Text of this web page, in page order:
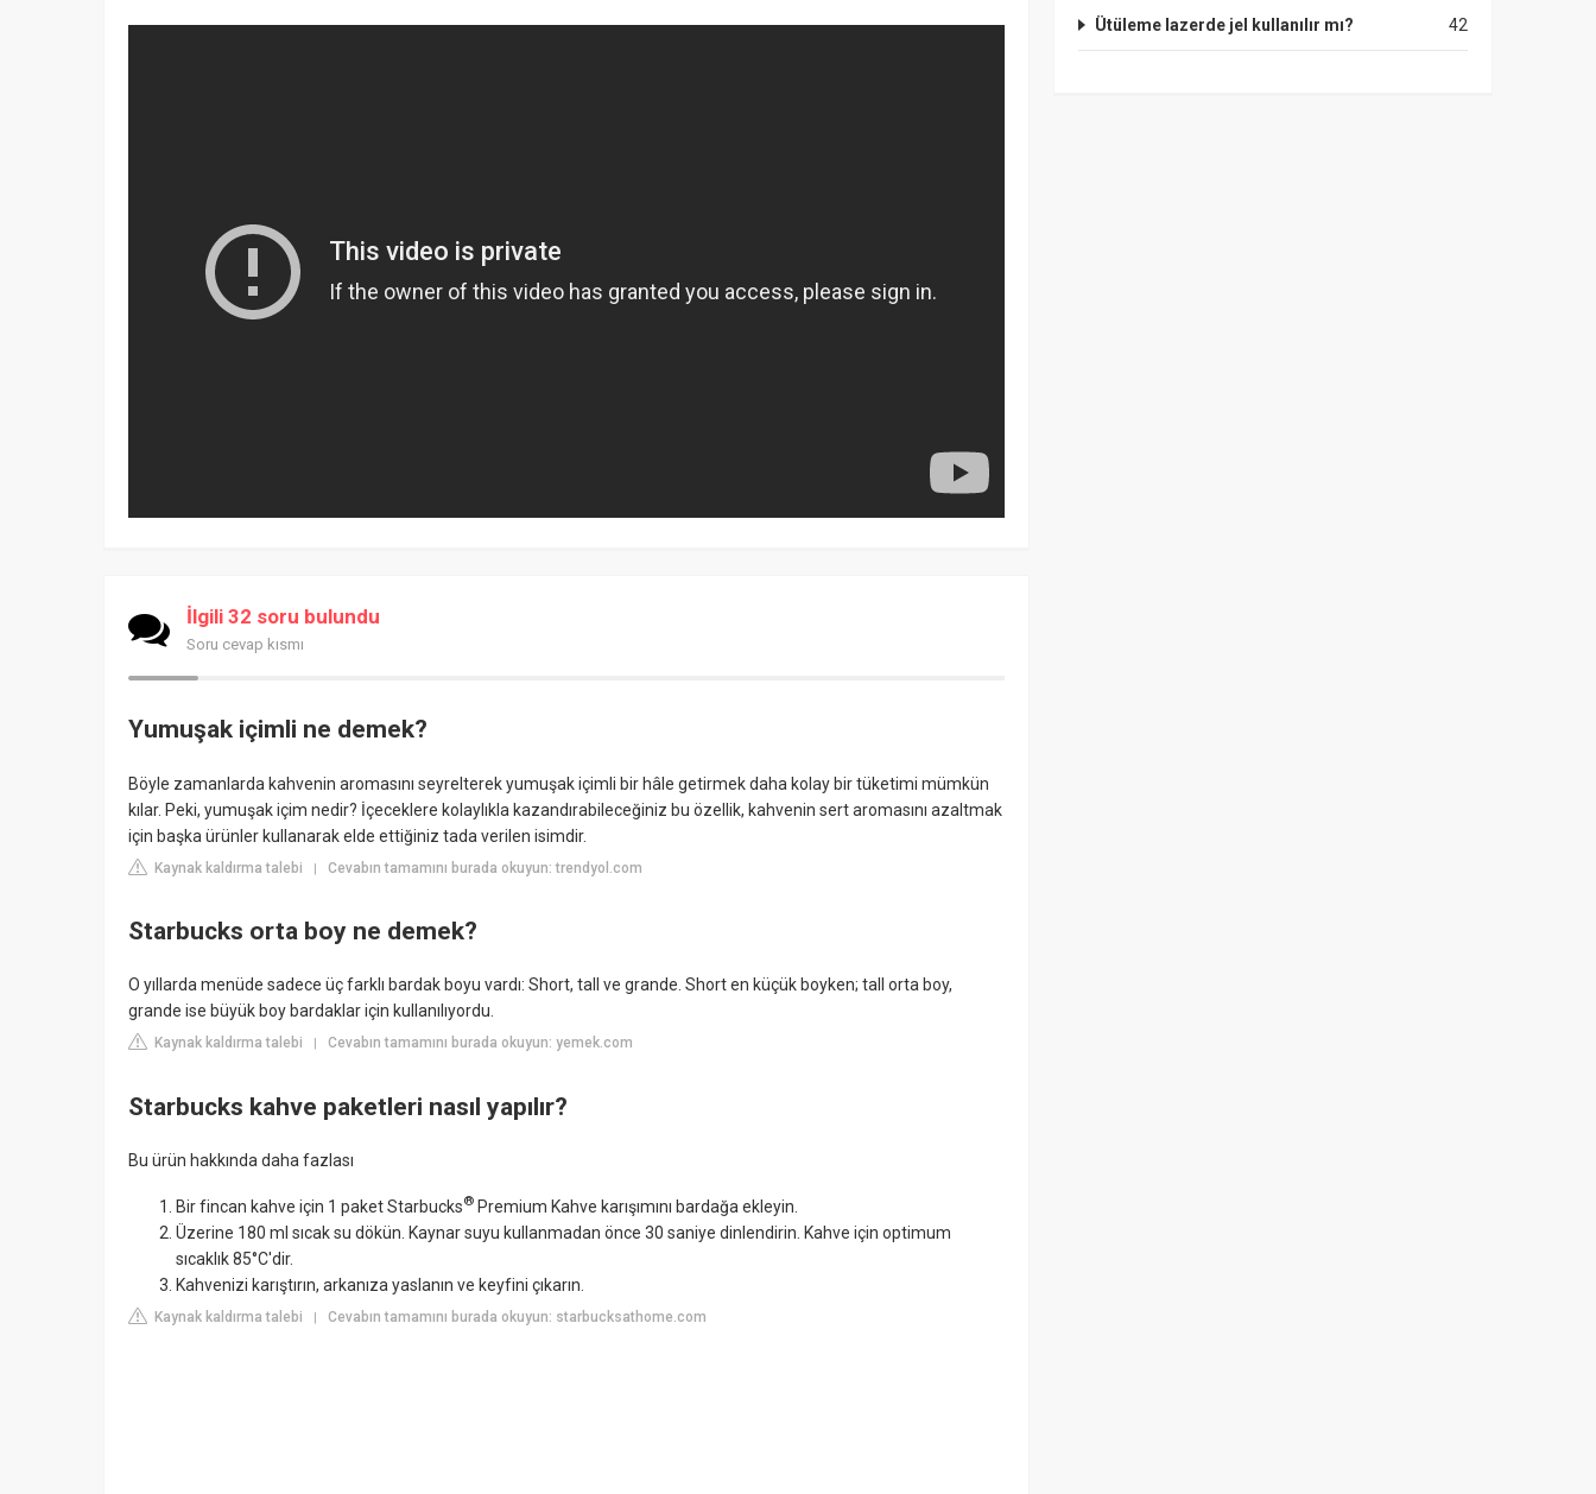
İlgili 32 soru bulundu
Soru cevap kısmı
Yumuşak içimli ne demek?
Böyle zamanlarda kahvenin aromasını seyrelterek yumuşak içimli bir hâle getirmek daha kolay bir tüketimi mümkün
kılar. Peki, yumuşak içim nedir? İçeceklere kolaylıkla kazandırabileceğiniz bu özellik, kahvenin sert aromasını azaltmak
için başka ürünler kullanarak elde ettiğiniz tada verilen isimdir.
Kaynak kaldırma talebi | Cevabın tamamını burada okuyun: trendyol.com
Starbucks orta boy ne demek?
O yıllarda menüde sadece üç farklı bardak boyu vardı: Short, tall ve grande. Short en küçük boyken; tall orta boy,
grande ise büyük boy bardaklar için kullanılıyordu.
Kaynak kaldırma talebi Cevabın tamamını burada okuyun: yemek.com
Starbucks kahve paketleri nasıl yapılır?
Bu ürün hakkında daha fazlası
Bir fincan kahve için 1 paket Starbucks® Premium Kahve karışımını bardağa ekleyin.
Üzerine 180 ml sıcak su dökün. Kaynar suyu kullanmadan önce 30 saniye dinlendirin. Kahve için optimum
sıcaklık 85°C'dir.
Kahvenizi karıştırın, arkanıza yaslanın ve keyfini çıkarın.
Kaynak kaldırma talebi | Cevabın tamamını burada okuyun: starbucksathome.com
42
Ütüleme lazerde jel kullanılır mı?